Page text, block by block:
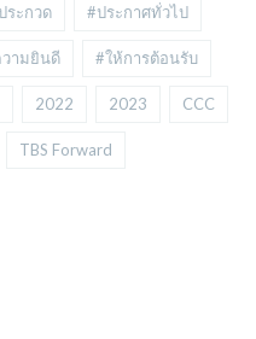
ระกวด #ประกาศทั่วไป
ามยินดี #ให้การต้อนรับ
2022 2023 CCC
TBS Forward